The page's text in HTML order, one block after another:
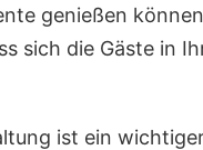
genießen
sich die Gäste in
ist ein